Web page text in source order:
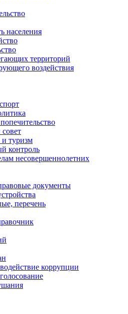
населения
территорий
воздействия
туризм
контроль
несовершеннолетних
документы
перечень
коррупции